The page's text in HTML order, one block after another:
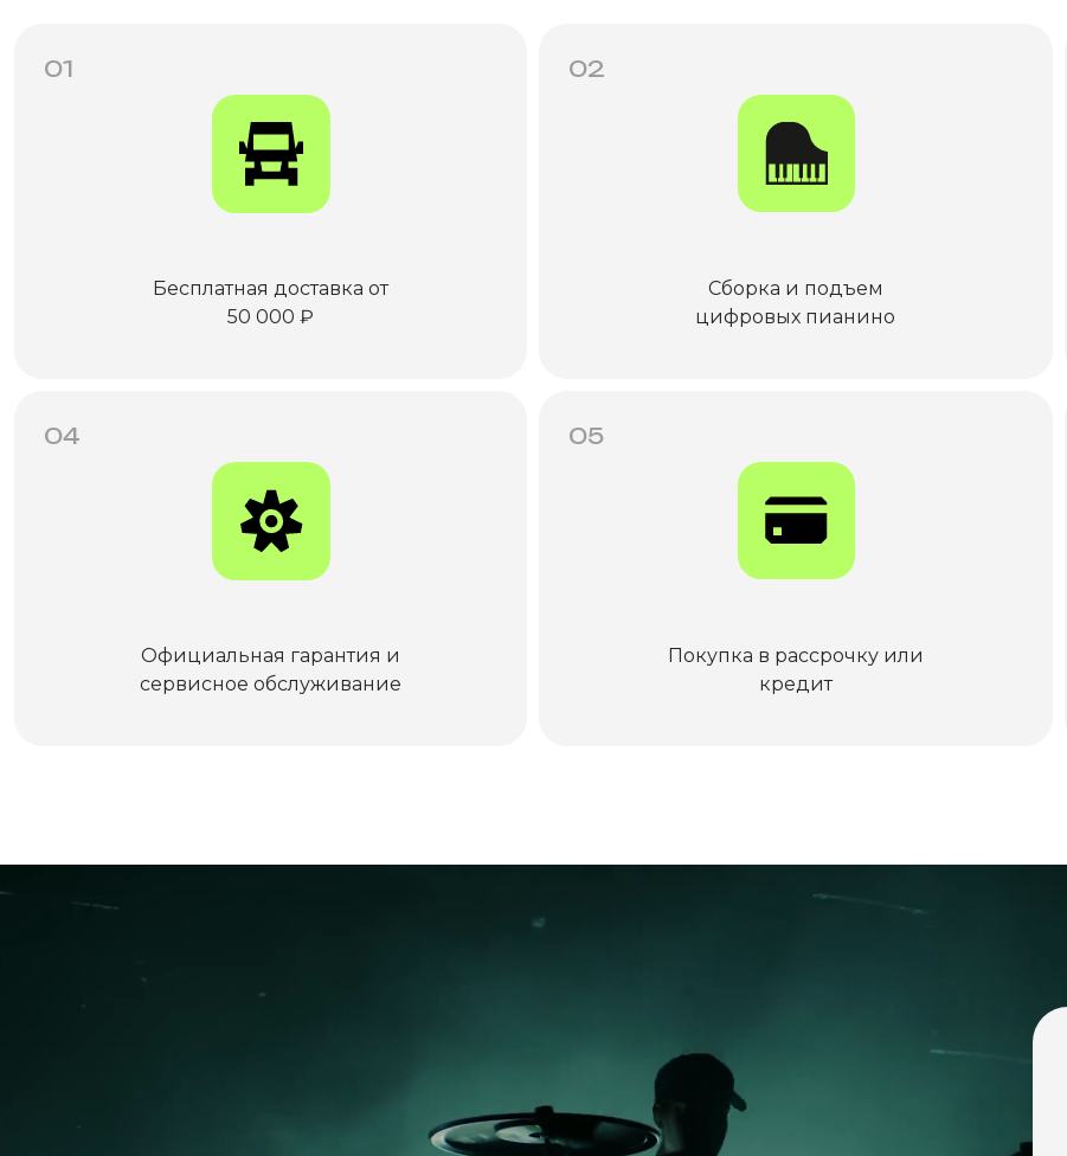
01
Бесплатная доставка от
50 000 ₽
02
Сборка и подъем
цифровых пианино
04
Официальная гарантия и
сервисное обслуживание
05
Покупка в рассрочку или
кредит